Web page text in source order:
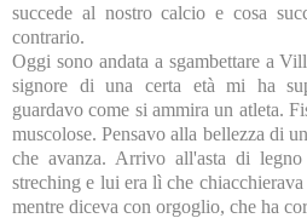
succede al nostro calcio e cosa
contrario.
Oggi sono andata a sgambettare a
signore di una certa età mi ha
guardavo come si ammira un atleta.
muscolose. Pensavo alla bellezza di
che avanza. Arrivo all'asta di
streching e lui era lì che
mentre diceva con orgoglio, che ha